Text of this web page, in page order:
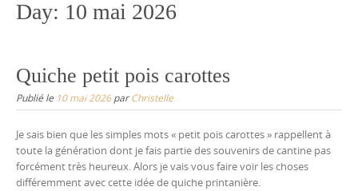
Day: 10 mai 2026
Quiche petit pois carottes
Publié le 10 mai 2026parChristelle
Je sais bien que les simples mots « petit pois carottes » rappellent à
toute la génération dont je fais partie des souvenirs de cantine pas
forcément très heureux. Alors je vais vous faire voir les choses
différemment avec cette idée de quiche printanière.